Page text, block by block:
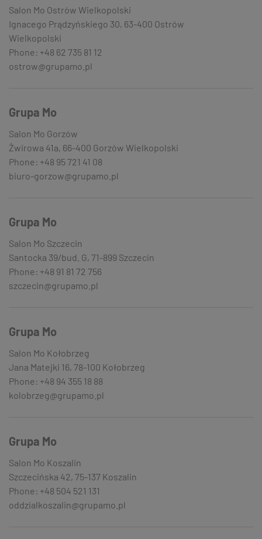
Salon Mo Ostrów Wielkopolski
Ignacego Prądzyńskiego 30, 63-400 Ostrów
Wielkopolski
Phone: +48 62 735 81 12
ostrow@grupamo.pl
Grupa Mo
Salon Mo Gorzów
Żwirowa 41a, 66-400 Gorzów Wielkopolski
Phone: +48 95 721 41 08
biuro-gorzow@grupamo.pl
Grupa Mo
Salon Mo Szczecin
Santocka 39/bud. G, 71-899 Szczecin
Phone: +48 91 81 72 756
szczecin@grupamo.pl
Grupa Mo
Salon Mo Kołobrzeg
Jana Matejki 16, 78-100 Kołobrzeg
Phone: +48 94 355 18 88
kolobrzeg@grupamo.pl
Grupa Mo
Salon Mo Koszalin
Szczecińska 42, 75-137 Koszalin
Phone: +48 504 521 131
oddzialkoszalin@grupamo.pl